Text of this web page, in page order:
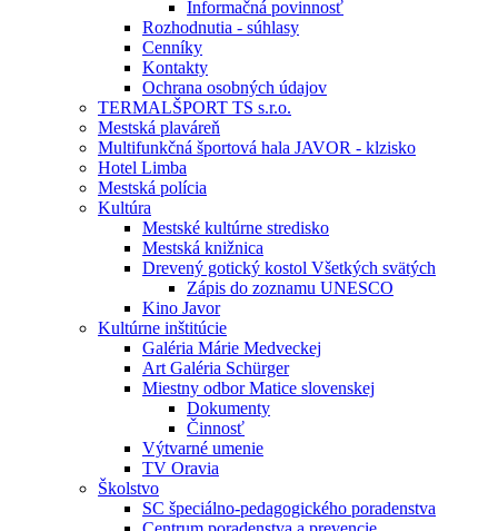
Informačná povinnosť
Rozhodnutia - súhlasy
Cenníky
Kontakty
Ochrana osobných údajov
TERMALŠPORT TS s.r.o.
Mestská plaváreň
Multifunkčná športová hala JAVOR - klzisko
Hotel Limba
Mestská polícia
Kultúra
Mestské kultúrne stredisko
Mestská knižnica
Drevený gotický kostol Všetkých svätých
Zápis do zoznamu UNESCO
Kino Javor
Kultúrne inštitúcie
Galéria Márie Medveckej
Art Galéria Schürger
Miestny odbor Matice slovenskej
Dokumenty
Činnosť
Výtvarné umenie
TV Oravia
Školstvo
SC špeciálno-pedagogického poradenstva